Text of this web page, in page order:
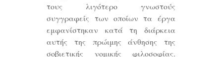
τους λιγότερο γνωστούς
συγγραφείς των οποίων τα έργα
εμφανίστηκαν κατά τη διάρκεια
αυτής της πρώιμης άνθησης της
σοβιετικής νομικής φιλοσοφίας.